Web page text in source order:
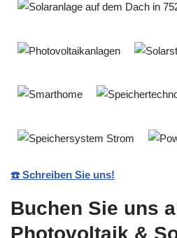
☎️ Schreiben Sie uns!
Buchen Sie uns
Photovoltaik &